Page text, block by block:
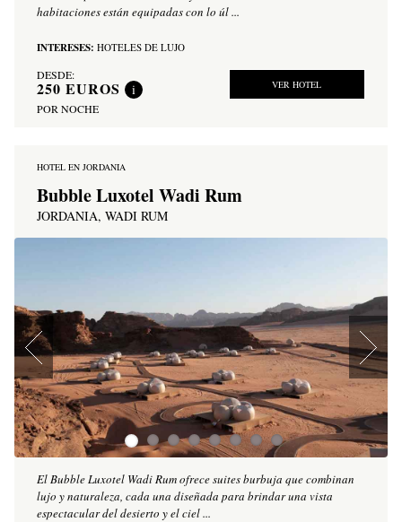
habitaciones están equipadas con lo úl ...
INTERESES: HOTELES DE LUJO
DESDE:
250 EUROS i
POR NOCHE
VER HOTEL
HOTEL EN JORDANIA
Bubble Luxotel Wadi Rum
JORDANIA, WADI RUM
El Bubble Luxotel Wadi Rum ofrece suites burbuja que combinan
lujo y naturaleza, cada una diseñada para brindar una vista
espectacular del desierto y el ciel ...